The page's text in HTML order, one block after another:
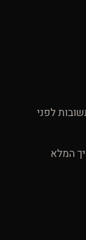
לפני
המלא